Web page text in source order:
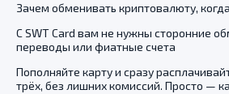
Зачем обменивать криптовалюту,
С SWT Card вам не нужны сторонние
переводы или фиатные счета
Пополняйте карту и сразу
трёх, без лишних комиссий. Просто —